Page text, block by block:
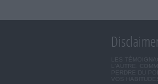
LES
L'AUTRE.
PERDRE DU
VOS